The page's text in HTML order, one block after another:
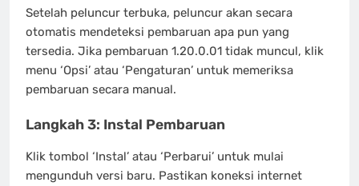
Setelah peluncur terbuka, peluncur akan secara
otomatis mendeteksi pembaruan apa pun yang
tersedia. Jika pembaruan 1.20.0.01 tidak muncul, klik
menu ‘Opsi’ atau ‘Pengaturan’ untuk memeriksa
pembaruan secara manual.
Langkah 3: Instal Pembaruan
Klik tombol ‘Instal’ atau ‘Perbarui’ untuk mulai
mengunduh versi baru. Pastikan koneksi internet